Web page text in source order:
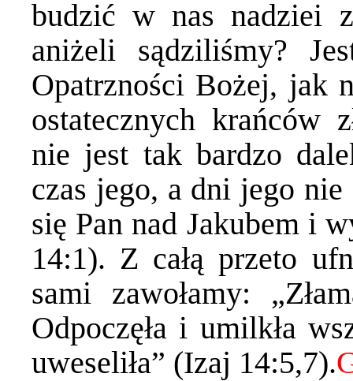
budzić w nas nadziei
aniżeli sądziliśmy?
Opatrzności Bożej, jak
ostatecznych krańców
nie jest tak bardzo
czas jego, a dni jego
się Pan nad Jakubem i
14:1). Z całą przeto
sami zawołamy:
Odpoczęła i umilkła
uweseliła” (Izaj 14:5,7).